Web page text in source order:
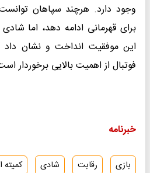
وجود دارد. هرچند سپاهان
برای قهرمانی ادامه دهد، اما
این موفقیت انداخت و نشان
فوتبال از اهمیت بالایی برخوردار
خبرنامه
بازی رقابت شادی